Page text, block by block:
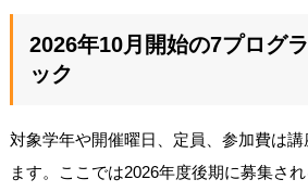
2026年10月開始の7プログ
ック
対象学年や開催曜日、定員、参加費は
ます。ここでは2026年度後期に募集さ